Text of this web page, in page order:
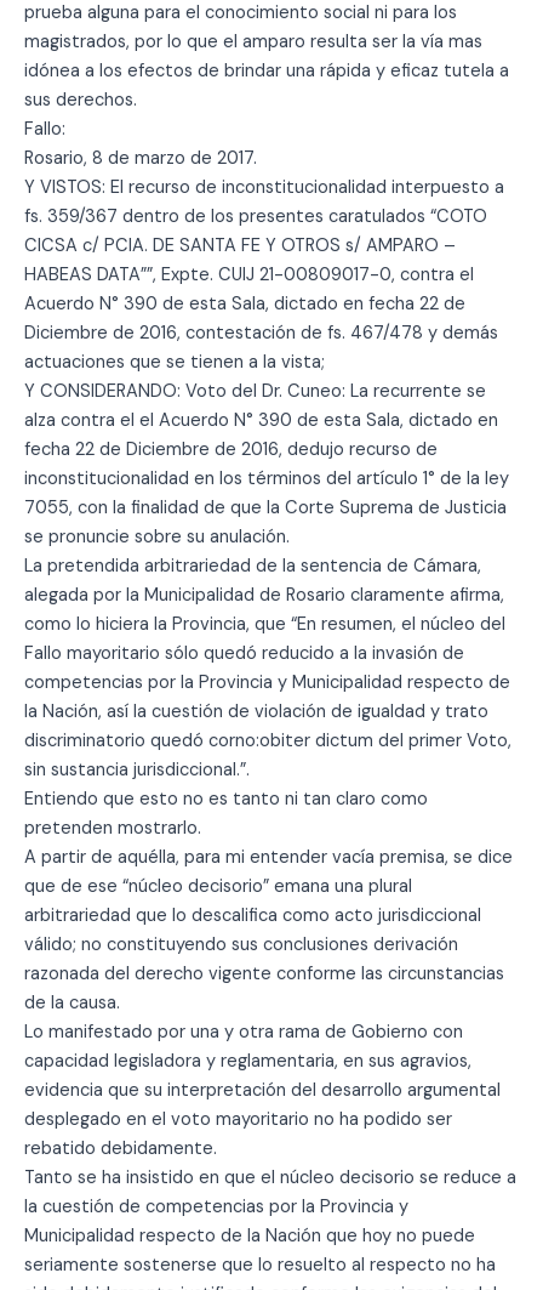
prueba alguna para el conocimiento social ni para los
magistrados, por lo que el amparo resulta ser la vía mas
idónea a los efectos de brindar una rápida y eficaz tutela a
sus derechos.
Fallo:
Rosario, 8 de marzo de 2017.
Y VISTOS: El recurso de inconstitucionalidad interpuesto a
fs. 359/367 dentro de los presentes caratulados “COTO
CICSA c/ PCIA. DE SANTA FE Y OTROS s/ AMPARO –
HABEAS DATA””, Expte. CUIJ 21-00809017-0, contra el
Acuerdo N° 390 de esta Sala, dictado en fecha 22 de
Diciembre de 2016, contestación de fs. 467/478 y demás
actuaciones que se tienen a la vista;
Y CONSIDERANDO: Voto del Dr. Cuneo: La recurrente se
alza contra el el Acuerdo N° 390 de esta Sala, dictado en
fecha 22 de Diciembre de 2016, dedujo recurso de
inconstitucionalidad en los términos del artículo 1° de la ley
7055, con la finalidad de que la Corte Suprema de Justicia
se pronuncie sobre su anulación.
La pretendida arbitrariedad de la sentencia de Cámara,
alegada por la Municipalidad de Rosario claramente afirma,
como lo hiciera la Provincia, que “En resumen, el núcleo del
Fallo mayoritario sólo quedó reducido a la invasión de
competencias por la Provincia y Municipalidad respecto de
la Nación, así la cuestión de violación de igualdad y trato
discriminatorio quedó corno:obiter dictum del primer Voto,
sin sustancia jurisdiccional.”.
Entiendo que esto no es tanto ni tan claro como
pretenden mostrarlo.
A partir de aquélla, para mi entender vacía premisa, se dice
que de ese “núcleo decisorio” emana una plural
arbitrariedad que lo descalifica como acto jurisdiccional
válido; no constituyendo sus conclusiones derivación
razonada del derecho vigente conforme las circunstancias
de la causa.
Lo manifestado por una y otra rama de Gobierno con
capacidad legisladora y reglamentaria, en sus agravios,
evidencia que su interpretación del desarrollo argumental
desplegado en el voto mayoritario no ha podido ser
rebatido debidamente.
Tanto se ha insistido en que el núcleo decisorio se reduce a
la cuestión de competencias por la Provincia y
Municipalidad respecto de la Nación que hoy no puede
seriamente sostenerse que lo resuelto al respecto no ha